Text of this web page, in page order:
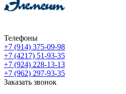
Телефоны
+7 (914) 375-09-98
+7 (4217) 51-93-35
+7 (924) 228-13-13
+7 (962) 297-93-35
Заказать звонок